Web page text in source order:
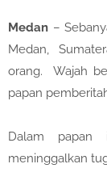
Medan –
Medan,
orang. Wajah
papan
Dalam papan
meninggalkan